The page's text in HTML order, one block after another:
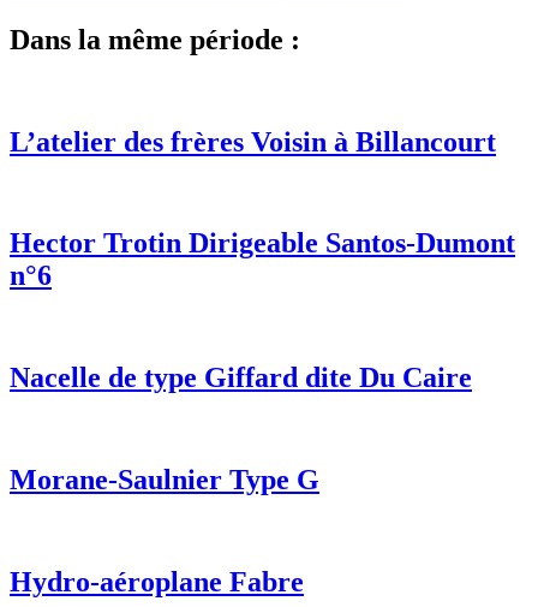
Dans la même période :
L’atelier des frères Voisin à Billancourt
Hector Trotin Dirigeable Santos-Dumont
n°6
Nacelle de type Giffard dite Du Caire
Morane-Saulnier Type G
Hydro-aéroplane Fabre